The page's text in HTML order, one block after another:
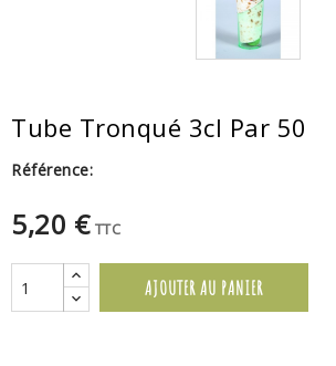
Tube Tronqué 3cl Par 50
Référence:
5,20 € TTC
AJOUTER AU PANIER